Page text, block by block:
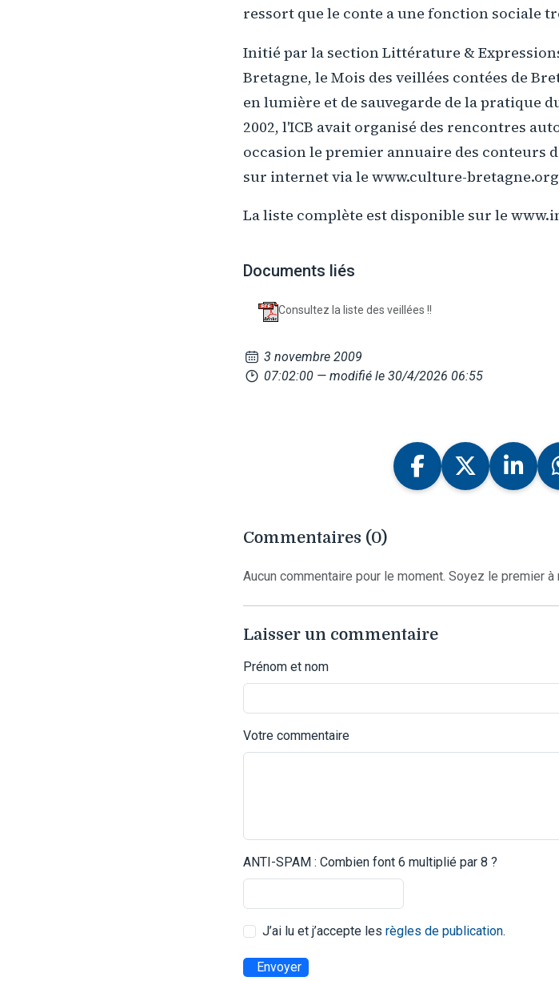
ressort que le conte a une fonction sociale
Initié par la section Littérature &
Bretagne, le Mois des veillées contées de
en lumière et de sauvegarde de la pratique
2002, l'ICB avait organisé des rencontres
occasion le premier annuaire des conteurs
sur internet via le www.culture-
La liste complète est disponible sur le
Documents liés
Consultez la liste des veillées !!
3 novembre 2009
07:02:00 — modifié le 30/4/2026 06:55
Commentaires (0)
Aucun commentaire pour le moment. Soyez le premier à
Laisser un commentaire
Prénom et nom
Votre commentaire
ANTI-SPAM : Combien font 6 multiplié par 8 ?
J’ai lu et j’accepte les règles de publication.
Envoyer